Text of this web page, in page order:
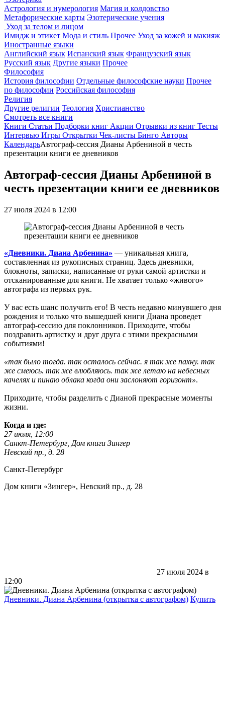
Астрология и нумерология Магия и колдовство
Метафорические карты Эзотерические учения
Уход за телом и лицом
Имидж и этикет Мода и стиль Прочее Уход за кожей и макияж
Иностранные языки
Английский язык Испанский язык Французский язык
Русский язык Другие языки Прочее
Философия
История философии Отдельные философские науки Прочее
по философии Российская философия
Религия
Другие религии Теология Христианство
Смотреть все книги
Книги Статьи Подборки книг Акции Отрывки из книг Тесты
Интервью Игры Открытки Чек-листы Бинго Авторы
КалендарьАвтограф-сессия Дианы Арбениной в честь
презентации книги ее дневников
Автограф-сессия Дианы Арбениной в
честь презентации книги ее дневников
27 июля 2024 в 12:00
«Дневники. Диана Арбенина» — уникальная книга,
составленная из рукописных страниц. Здесь дневники,
блокноты, записки, написанные от руки самой артистки и
отсканированные для книги. Не хватает только «живого»
автографа из первых рук.
У вас есть шанс получить его! В честь недавно минувшего дня
рождения и только что вышедшей книги Диана проведет
автограф-сессию для поклонников. Приходите, чтобы
поздравить артистку и друг друга с этими прекрасными
событиями!
«так было тогда. так осталось сейчас. я так же пахну. так
же смеюсь. так же влюбляюсь. так же летаю на небесных
качелях и пинаю облака когда они заслоняют горизонт».
Приходите, чтобы разделить с Дианой прекрасные моменты
жизни.
Когда и где:
27 июля, 12:00
Санкт-Петербург, Дом книги Зингер
Невский пр., д. 28
Санкт-Петербург
Дом книги «Зингер», Невский пр., д. 28
27 июля 2024 в
12:00
Дневники. Диана Арбенина (открытка с автографом) Купить